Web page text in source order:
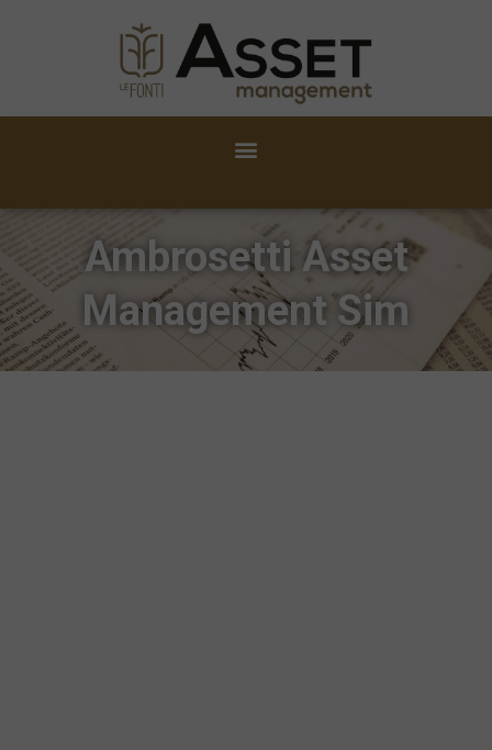
Ambrosetti Asset
Management Sim